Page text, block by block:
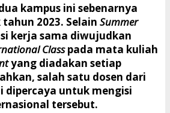
kampus ini sebenarnya
2023. Selain Summer
kerja sama diwujudkan
Classpada mata kuliah
yang diadakan setiap
salah satu dosen dari
dipercaya untuk mengisi
tersebut.